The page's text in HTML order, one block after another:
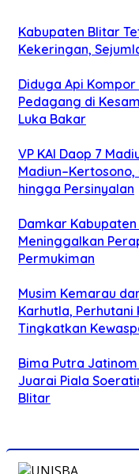
Kabupaten Blitar
Kekeringan,
Diduga Api
Pedagang di
Luka Bakar
VP KAI Daop 7
hingga Persinyalan
Damkar
Meninggalkan
Permukiman
Musim Kemarau
Karhutla, Perhutani
Tingkatkan
Bima Putra
Juarai Piala
Blitar